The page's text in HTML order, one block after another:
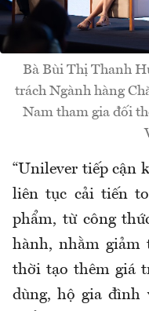
Bà Bùi Thị Thanh
trách Ngành hàng
Nam tham gia đối
“Unilever tiếp cận
liên tục cải tiến
phẩm, từ công
hành, nhằm giảm
thời tạo thêm giá
dùng, hộ gia đình